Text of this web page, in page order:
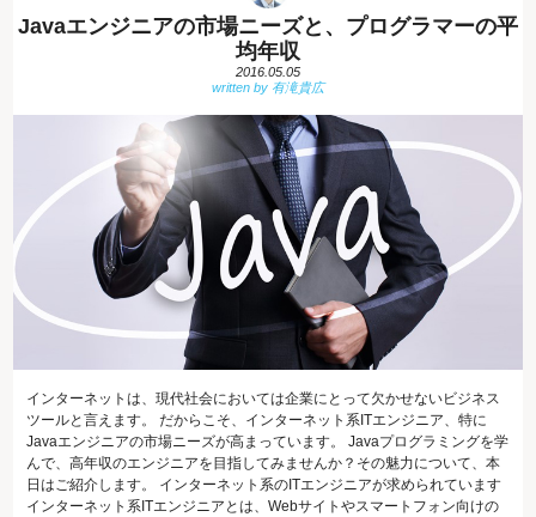
Javaエンジニアの市場ニーズと、プログラマーの平
均年収
2016.05.05
インターネットは、現代社会においては企業にとって欠かせないビジネス
ツールと言えます。 だからこそ、インターネット系ITエンジニア、特に
Javaエンジニアの市場ニーズが高まっています。 Javaプログラミングを学
んで、高年収のエンジニアを目指してみませんか？その魅力について、本
日はご紹介します。 インターネット系のITエンジニアが求められています
インターネット系ITエンジニアとは、Webサイトやスマートフォン向けの